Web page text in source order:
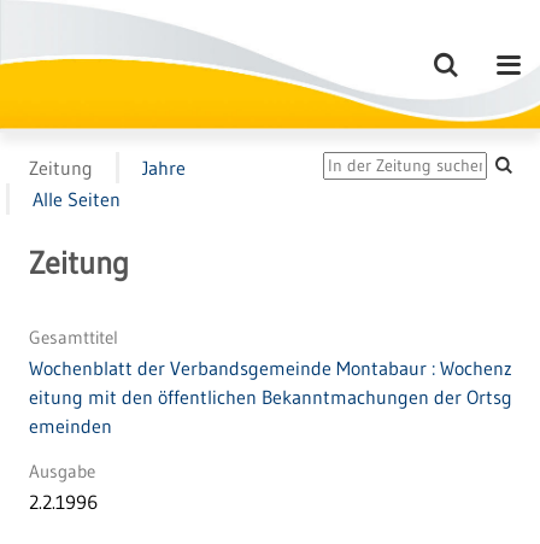
Zeitung
Jahre
Alle Seiten
Zeitung
Gesamttitel
Wochenblatt der Verbandsgemeinde Montabaur : Wochenz
eitung mit den öffentlichen Bekanntmachungen der Ortsg
emeinden
Ausgabe
2.2.1996